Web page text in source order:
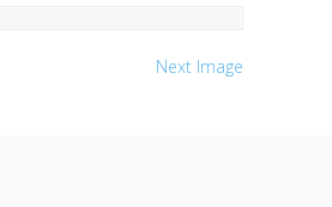
Next Image